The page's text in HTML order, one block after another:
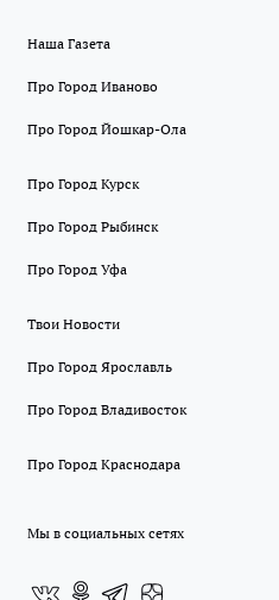
Наша Газета
Про Город Иваново
Про Город Йошкар-Ола
Про Город Курск
Про Город Рыбинск
Про Город Уфа
Твои Новости
Про Город Ярославль
Про Город Владивосток
Про Город Краснодара
Мы в социальных сетях